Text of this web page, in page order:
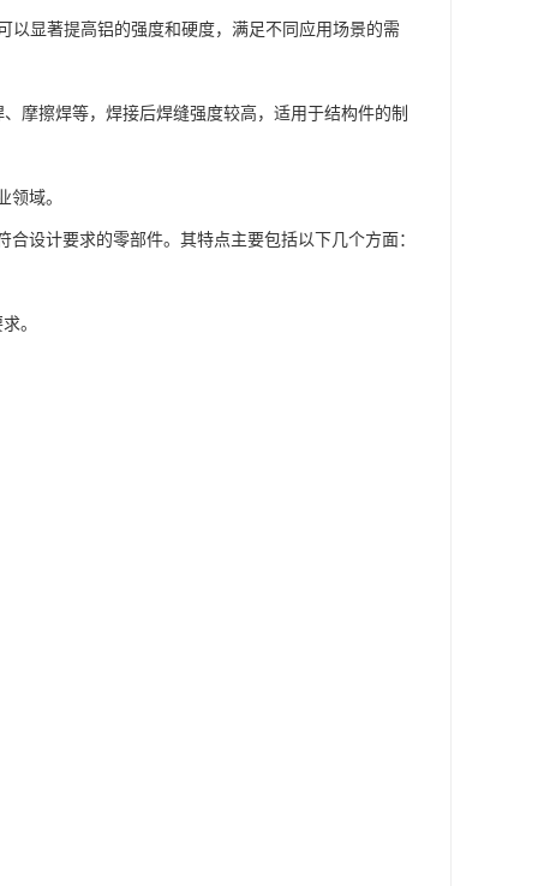
显著提高铝的强度和硬度，满足不同应用场景的需
摩擦焊等，焊接后焊缝强度较高，适用于结构件的制
域。
设计要求的零部件。其特点主要包括以下几个方面：
。